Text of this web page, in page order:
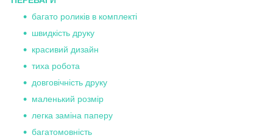
багато роликів в комплекті
швидкість друку
красивий дизайн
тиха робота
довговічність друку
маленький розмір
легка заміна паперу
багатомовність